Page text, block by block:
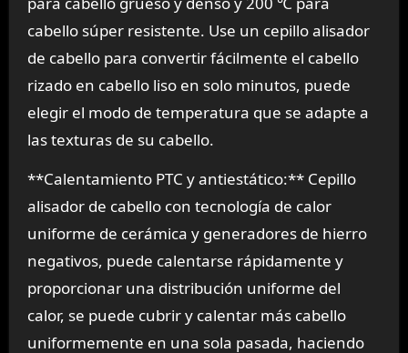
cabello súper resistente. Use un cepillo alisador
de cabello para convertir fácilmente el cabello
rizado en cabello liso en solo minutos, puede
elegir el modo de temperatura que se adapte a
las texturas de su cabello.
**Calentamiento PTC y antiestático:** Cepillo
alisador de cabello con tecnología de calor
uniforme de cerámica y generadores de hierro
negativos, puede calentarse rápidamente y
proporcionar una distribución uniforme del
calor, se puede cubrir y calentar más cabello
uniformemente en una sola pasada, haciendo